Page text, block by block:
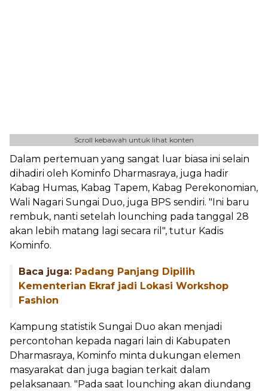
Scroll kebawah untuk lihat konten
Dalam pertemuan yang sangat luar biasa ini selain
dihadiri oleh Kominfo Dharmasraya, juga hadir
Kabag Humas, Kabag Tapem, Kabag Perekonomian,
Wali Nagari Sungai Duo, juga BPS sendiri. "Ini baru
rembuk, nanti setelah lounching pada tanggal 28
akan lebih matang lagi secara ril", tutur Kadis
Kominfo.
Baca juga: Padang Panjang Dipilih
Kementerian Ekraf jadi Lokasi Workshop
Fashion
Kampung statistik Sungai Duo akan menjadi
percontohan kepada nagari lain di Kabupaten
Dharmasraya, Kominfo minta dukungan elemen
masyarakat dan juga bagian terkait dalam
pelaksanaan. "Pada saat lounching akan diundang